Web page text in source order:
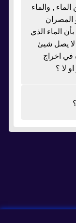
, والماء
المصران
الماء الذي
لا يصل شيئ
في اخراج
لا ؟